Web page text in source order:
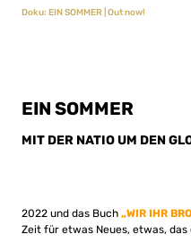
Doku: EIN SOMMER | Out now!
EIN SOMMER
MIT DER NATIO UM DEN
2022 und das Buch „WIR IHR
Zeit für etwas Neues, etwas, das